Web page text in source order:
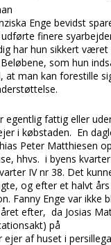
Enge bevidst
finere
har hun sikkert
som hun
man kan forestille
egentlig fattig eller
i købstaden. En
Peter Matthiesen
hhvs. i byens
IV nr 38. Det
og efter et halvt
Fanny Enge var ikke
efter, da Josias
) på
af huset i